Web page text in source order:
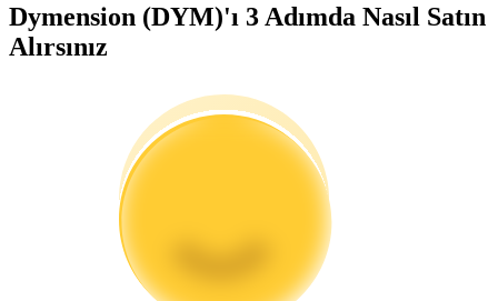
Ticaret bilgileri vb. dahil olmak üzere büyük veri analizi.
Vadeli İşlemler Başlangıç Kılavuzu
Dymension (DYM)'ı 3 Adımda Nasıl Satın
Alırsınız